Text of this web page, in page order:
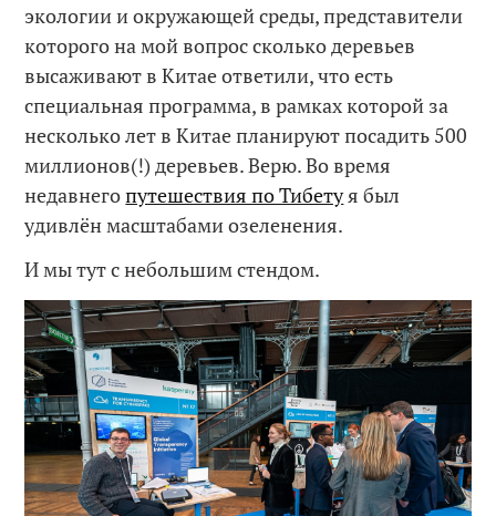
экологии и окружающей среды, представители
которого на мой вопрос сколько деревьев
высаживают в Китае ответили, что есть
специальная программа, в рамках которой за
несколько лет в Китае планируют посадить 500
миллионов(!) деревьев. Верю. Во время
недавнегопутешествия по Тибетуя был
удивлён масштабами озеленения.
И мы тут с небольшим стендом.